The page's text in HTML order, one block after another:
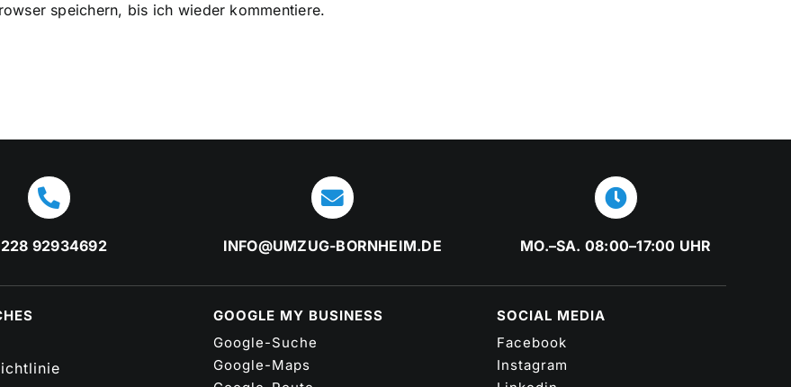
speichern, bis ich wieder kommentiere.
92934692 INFO@UMZUG-BORNHEIM.DE MO.–SA. 08:00–17:00 UHR
GOOGLE MY BUSINESS
Google-Suche
Google-Maps
SOCIAL MEDIA
Facebook
Instagram